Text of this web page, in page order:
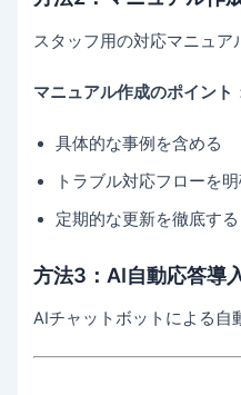
スタッフ用の対応マニュア
マニュアル作成のポイント
具体的な事例を含める
トラブル対応フローを
定期的な更新を徹底する
方法3：AI自動応答導
AIチャットボットによる自